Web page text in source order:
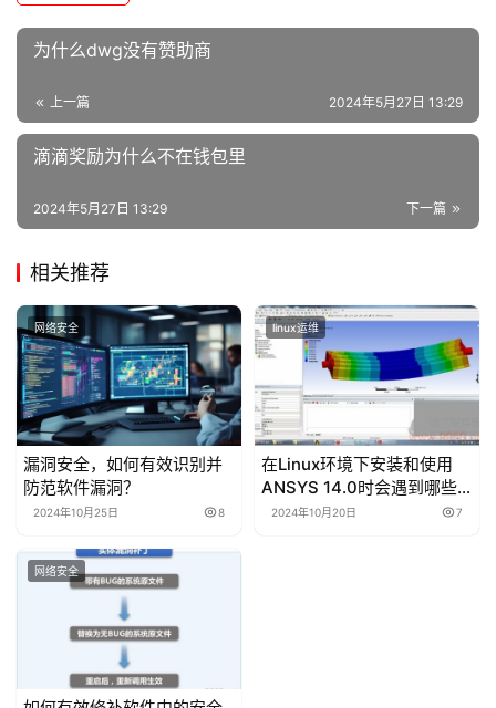
运
维
为什么dwg没有赞助商
上一篇 2024年5月27日 13:29
滴滴奖励为什么不在钱包里
下一篇
2024年5月27日 13:29
相关推荐
网络安全
漏洞安全，如何有效识别并
防范软件漏洞？
2024年10月25日 8
linux运维
在Linux环境下安装和使用
ANSYS 14.0时会遇到哪些
常见问题？
2024年10月20日 7
网络安全